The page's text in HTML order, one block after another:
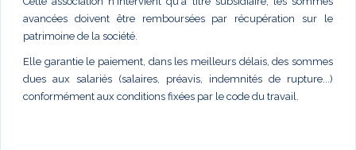
avancées doivent être remboursées par récupération sur le
patrimoine de la société.
Elle garantie le paiement, dans les meilleurs délais, des sommes
dues aux salariés (salaires, préavis, indemnités de rupture...)
conformément aux conditions fixées par le code du travail.